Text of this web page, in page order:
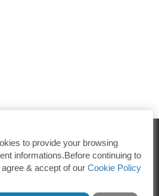
to provide your browsing
informations.Before continuing to
& accept of our Cookie Policy